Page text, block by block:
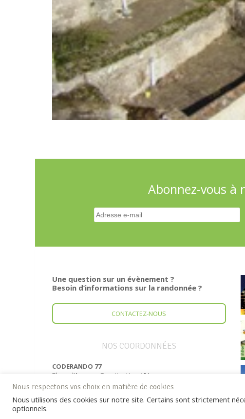
Abonnez-vous
Une question sur un évènement ?
Besoin d’informations sur la randonnée ?
CONTACTEZ-NOUS
NOS COORDONNÉES
CODERANDO 77
Place d’Armes – Quartier Henri IV
77300 FONTAINEBLEAU
Nous respectons vos choix en matière de cookies
Nous utilisons des cookies sur notre site. Certains sont strictement
optionnels.